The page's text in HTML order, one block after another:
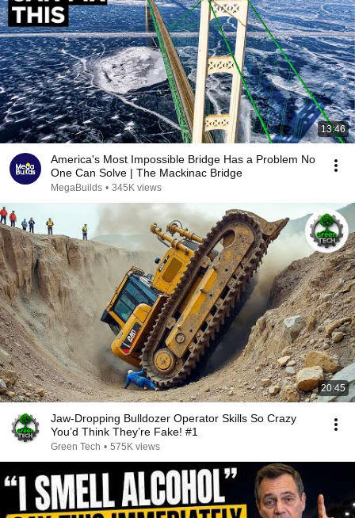
13:46
America's Most Impossible Bridge Has a Problem No
One Can Solve | The Mackinac Bridge
MegaBuilds • 345K views
20:45
Jaw-Dropping Bulldozer Operator Skills So Crazy
You’d Think They’re Fake! #1
Green Tech • 575K views